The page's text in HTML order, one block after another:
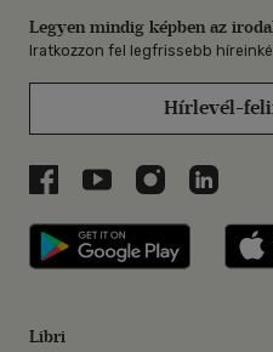
Legyen mindig képben az
Iratkozzon fel legfrissebb
Hírlevél-
Libri a Facebookon
Libri a Youtube-on
Libri azLibri
Libri
Libri